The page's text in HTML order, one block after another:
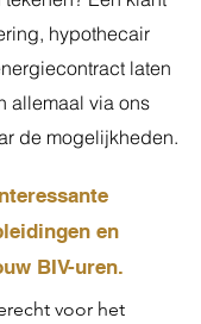
hypothecair
laten
allemaal via ons
de mogelijkheden.
en
BIV-uren.
voor het